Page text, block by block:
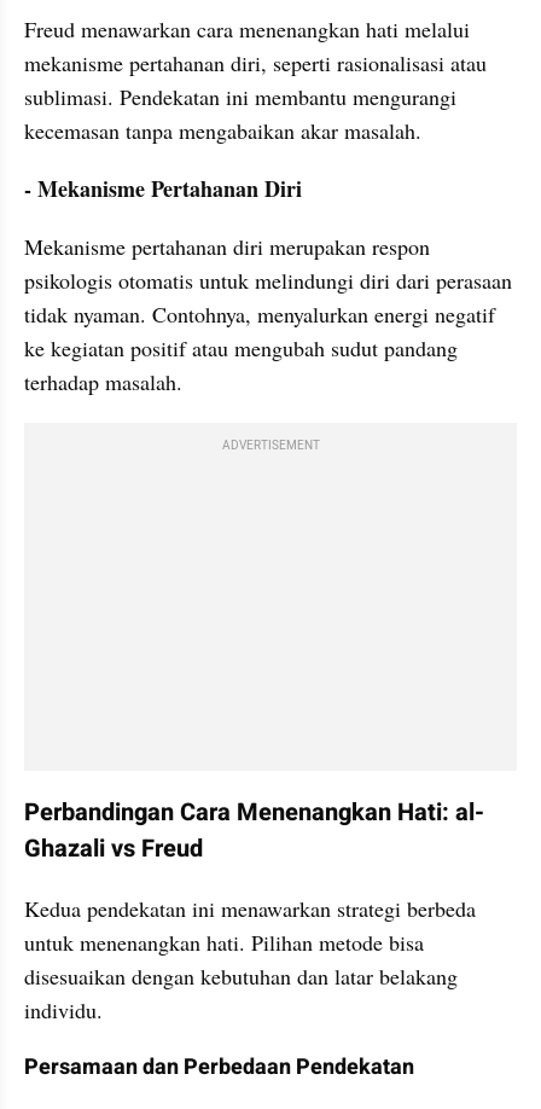
Freud menawarkan cara menenangkan hati melalui
mekanisme pertahanan diri, seperti rasionalisasi atau
sublimasi. Pendekatan ini membantu mengurangi
kecemasan tanpa mengabaikan akar masalah.
- Mekanisme Pertahanan Diri
Mekanisme pertahanan diri merupakan respon
psikologis otomatis untuk melindungi diri dari perasaan
tidak nyaman. Contohnya, menyalurkan energi negatif
ke kegiatan positif atau mengubah sudut pandang
terhadap masalah.
ADVERTISEMENT
Perbandingan Cara Menenangkan Hati: al-
Ghazali vs Freud
Kedua pendekatan ini menawarkan strategi berbeda
untuk menenangkan hati. Pilihan metode bisa
disesuaikan dengan kebutuhan dan latar belakang
individu.
Persamaan dan Perbedaan Pendekatan